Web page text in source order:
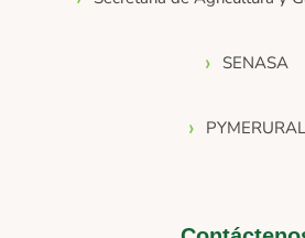
SENASA
PYMERURAL